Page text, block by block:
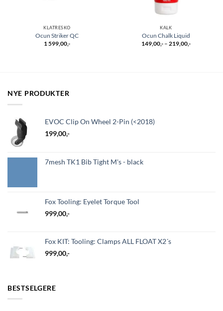
KLATRESKO
Ocun Striker QC
1 599,00,-
KALK
Ocun Chalk Liquid
149,00,- – 219,00,-Prisområde:
NYE PRODUKTER
EVOC Clip On Wheel 2-Pin (<2018)
199,00,-
7mesh TK1 Bib Tight M's - black
Fox Tooling: Eyelet Torque Tool
999,00,-
Fox KIT: Tooling: Clamps ALL FLOAT X2´s
999,00,-
BESTSELGERE